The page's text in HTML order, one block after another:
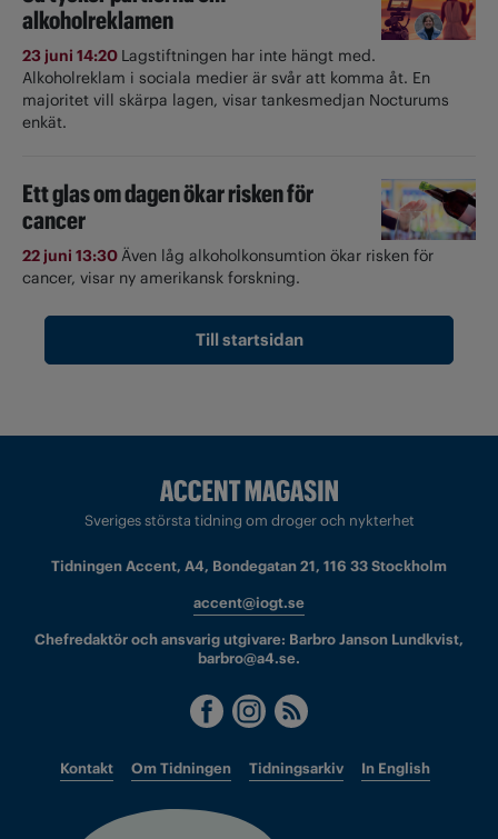
alkoholreklamen
23 juni 14:20 Lagstiftningen har inte hängt med.
Alkoholreklam i sociala medier är svår att komma åt. En
majoritet vill skärpa lagen, visar tankesmedjan Nocturums
enkät.
Ett glas om dagen ökar risken för
cancer
22 juni 13:30Även låg alkoholkonsumtion ökar risken för
cancer, visar ny amerikansk forskning.
Till startsidan
Sveriges största tidning om droger och nykterhet
Tidningen Accent, A4, Bondegatan 21, 116 33 Stockholm
accent@iogt.se
Chefredaktör och ansvarig utgivare: Barbro Janson Lundkvist,
barbro@a4.se.
Kontakt Om Tidningen Tidningsarkiv In English